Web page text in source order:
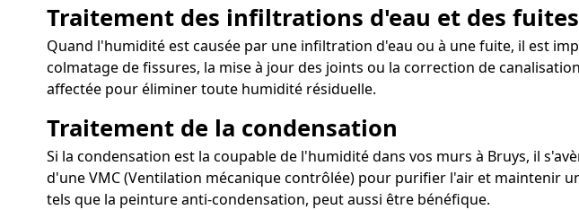
Traitement des infiltrations d'eau et des fuites
Quand l'humidité est causée par une infiltration d'eau ou à une fuite, il est
colmatage de fissures, la mise à jour des joints ou la correction de
affectée pour éliminer toute humidité résiduelle.
Traitement de la condensation
Si la condensation est la coupable de l'humidité dans vos murs à Bruys, il
d'une VMC (Ventilation mécanique contrôlée) pour purifier l'air et maintenir
tels que la peinture anti-condensation, peut aussi être bénéfique.